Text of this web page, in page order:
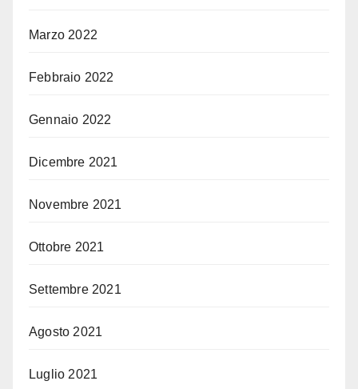
Marzo 2022
Febbraio 2022
Gennaio 2022
Dicembre 2021
Novembre 2021
Ottobre 2021
Settembre 2021
Agosto 2021
Luglio 2021